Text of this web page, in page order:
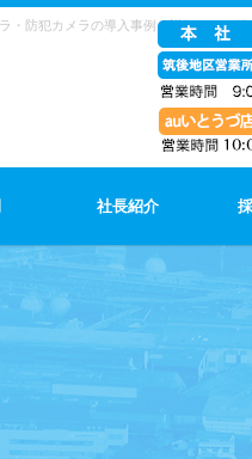
・防犯カメラの導入事例（詳細）をご紹
社長紹介